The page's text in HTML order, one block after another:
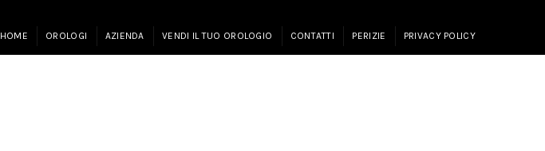
HOME OROLOGI AZIENDA VENDI IL TUO OROLOGIO CONTATTI PERIZIE PRIVACY POLICY